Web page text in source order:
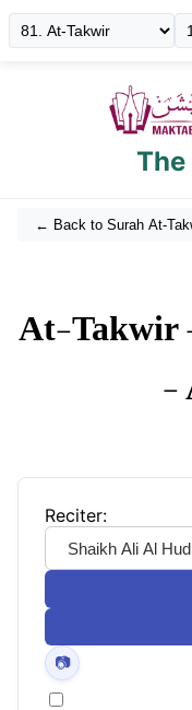
The
← Back to Surah At-
At-Takwir
-
Reciter:
📷